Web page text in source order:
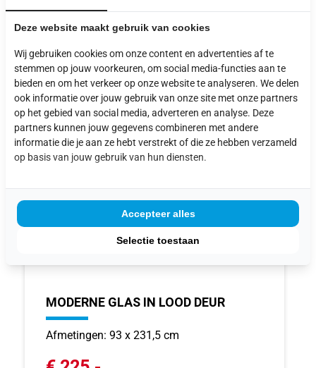
MODERNE GLAS IN LOOD DEUR
Afmetingen: 93 x 231,5 cm
Deze website maakt gebruik van cookies
Wij gebruiken cookies om onze content en advertenties af te
stemmen op jouw voorkeuren, om social media-functies aan te
bieden en om het verkeer op onze website te analyseren. We delen
ook informatie over jouw gebruik van onze site met onze partners
op het gebied van social media, adverteren en analyse. Deze
partners kunnen jouw gegevens combineren met andere
informatie die je aan ze hebt verstrekt of die ze hebben verzameld
op basis van jouw gebruik van hun diensten.
Selectie toestaan
Accepteer alles